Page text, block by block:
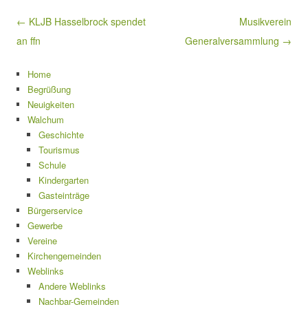
Beitragsnavigation
← KLJB Hasselbrock spendet
an ffn
Musikverein
Generalversammlung →
Home
Begrüßung
Neuigkeiten
Walchum
Geschichte
Tourismus
Schule
Kindergarten
Gasteinträge
Bürgerservice
Gewerbe
Vereine
Kirchengemeinden
Weblinks
Andere Weblinks
Nachbar-Gemeinden